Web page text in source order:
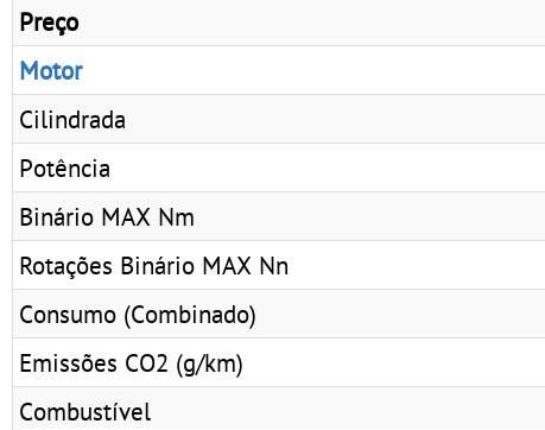
Preço
Motor
Cilindrada
Potência
Binário MAX Nm
Rotações Binário MAX Nn
Consumo (Combinado)
Emissões CO2 (g/km)
Combustível